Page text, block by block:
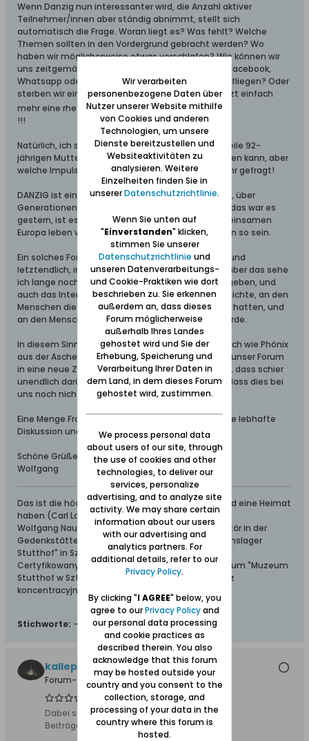
Wenn Danzig nun interessanter wird, die Anzahl aktiver
Teilnehmer/innen aber ständig abnimmt, stellt sich
automatisch die Frage. Woran liegt es? Was fehlt? Welche
Themen sollten in den Vordergrund gebracht werden? Wo
haben wir möglicherweise etwas verschlafen? Wie können wir
uns zeitgemäßer aufstellen? Liegt es an Twitter, Facebook,
Whatsapp oder sonstigen Eintags- oder Mehrtagsfliegen? Oder
sterben wir einfach aus? Nöööööö!!!! - das war jetzt einfach
mehr eine rhetorische Frage!
!!!
Natürlich, ich sehe das selbst bei meiner mittlerweile 92-
jährigen Mutter die sich nicht mehr selber einbringen kann, aber
welche Impulse sollten gesetzt werden? Da seid Ihr gefragt!
DANZIG ist einfach PHASZINIEREND! Für Jung und Alt, über
Generationen hinweg, es ist Brücken bildend, und das war es
gestern, ist es heute, und wenn wir in einem gemeinsamen
Europa leben wollen, wird es das auch noch morgen so sein.
Ein solches Forum lebt mit Euch, leidet mit Euch - und
letztendlich, irgendwann, gibt es auch ein Ende - aber das sehe
ich lange noch nicht, denn DANZIG wird es immer geben, und
auch das Interesse an dieser Stadt, an ihrer Geschichte, an den
Menschen die immer dort lebten, ihre Heimat dort hatten, und
an den Menschen denen Danzig heute Heimat wurde.
In diesem Sinne: Ein bisschen wie Danzig, das wirklich wie Phönix
aus der Asche auferstand, können wir zusammen unser Forum
in eine neue Zeit führen. Danzig ist so interessant, dass schier
unendlich darüber geredet wird. Was ist passiert, dass dies bei
uns noch nicht angekommen ist?
Eine Menge Fragen, ich weiß, aber ich hoffe auf eine lebhafte
Diskussion und auch auf Antworten.
Schöne Grüße von der Bernsteinküste
Wolfgang
Das ist die höchste aller Gaben: Geborgen sein und eine Heimat
haben (Carl Lange)
Wolfgang Naujocks: Zertifizierter Führer und Volontär in der
Gedenkstätte/Museum "Deutsches Konzentrationslager
Stutthof" in Sztutowo
Certyfikowany przewodnik i wolontariusz po muzeum "Muzeum
Stutthof w Sztutowie - Niemiecki nazistowski obóz
koncentracyjny i zagłady"
Stichworte: -
kallepirna
Forum-Teilnehmer
Dabei seit:
15.07.2014
Beiträge:
Wir verarbeiten
personenbezogene Daten über
Nutzer unserer Website mithilfe
von Cookies und anderen
Technologien, um unsere
Dienste bereitzustellen und
Websiteaktivitäten zu
analysieren. Weitere
Einzelheiten finden Sie in
unsererDatenschutzrichtlinie.
Wenn Sie unten auf
"Einverstanden" klicken,
stimmen Sie unserer
Datenschutzrichtlinie und
unseren Datenverarbeitungs-
und Cookie-Praktiken wie dort
beschrieben zu. Sie erkennen
außerdem an, dass dieses
Forum möglicherweise
außerhalb Ihres Landes
gehostet wird und Sie der
Erhebung, Speicherung und
Verarbeitung Ihrer Daten in
dem Land, in dem dieses Forum
gehostet wird, zustimmen.
We process personal data
about users of our site, through
the use of cookies and other
technologies, to deliver our
services, personalize
advertising, and to analyze site
activity. We may share certain
information about our users
with our advertising and
analytics partners. For
additional details, refer to our
Privacy Policy.
By clicking "I AGREE" below, you
agree to ourPrivacy Policyand
our personal data processing
and cookie practices as
described therein. You also
acknowledge that this forum
may be hosted outside your
country and you consent to the
collection, storage, and
processing of your data in the
country where this forum is
hosted.